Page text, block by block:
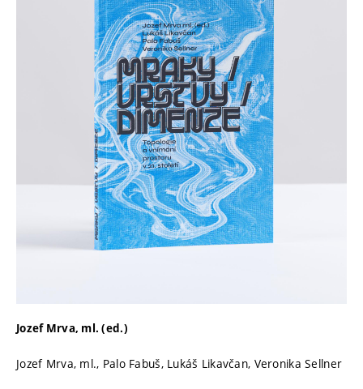
Jozef Mrva, ml. (ed.)
Jozef Mrva, ml., Palo Fabuš, Lukáš Likavčan, Veronika Sellner